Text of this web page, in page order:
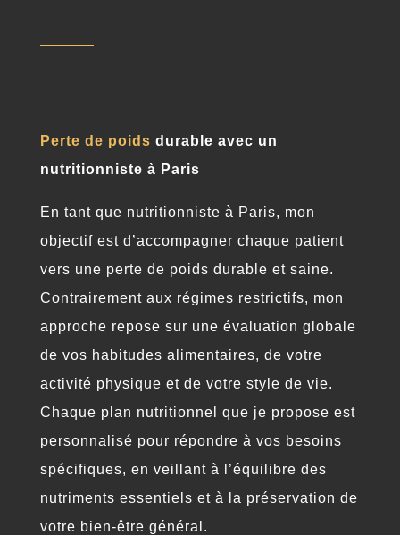
Perte de poids durable avec un
nutritionniste à Paris
En tant que nutritionniste à Paris, mon
objectif est d’accompagner chaque patient
vers une perte de poids durable et saine.
Contrairement aux régimes restrictifs, mon
approche repose sur une évaluation globale
de vos habitudes alimentaires, de votre
activité physique et de votre style de vie.
Chaque plan nutritionnel que je propose est
personnalisé pour répondre à vos besoins
spécifiques, en veillant à l’équilibre des
nutriments essentiels et à la préservation de
votre bien-être général.